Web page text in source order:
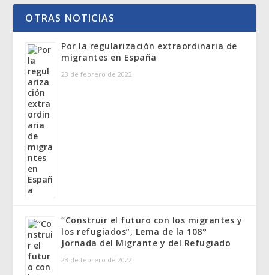
OTRAS NOTICIAS
Por la regularización extraordinaria de
migrantes en España
23 de febrero de 2022
“Construir el futuro con los migrantes y
los refugiados”, Lema de la 108°
Jornada del Migrante y del Refugiado
23 de febrero de 2022